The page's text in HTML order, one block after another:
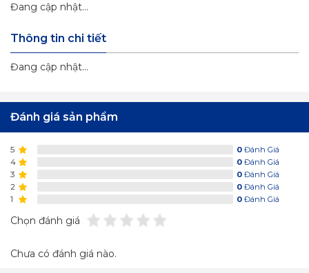
Đang cập nhật...
Thông tin chi tiết
Đang cập nhật...
Đánh giá sản phẩm
5 0 Đánh Giá
4 0 Đánh Giá
3 0 Đánh Giá
2 0 Đánh Giá
1 0 Đánh Giá
Chọn đánh giá
Chưa có đánh giá nào.